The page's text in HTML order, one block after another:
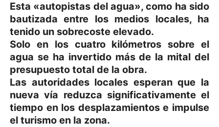
Esta «autopistas del agua», como ha sido
bautizada entre los medios locales, ha
tenido un sobrecoste elevado.
Solo en los cuatro kilómetros sobre el
agua se ha invertido más de la mital del
presupuesto total de la obra.
Las autoridades locales esperan que la
nueva vía reduzca significativamente el
tiempo en los desplazamientos e impulse
el turismo en la zona.